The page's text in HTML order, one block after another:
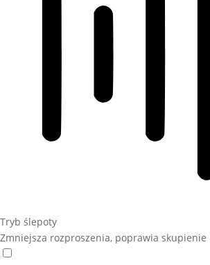
Tryb ślepoty
Zmniejsza rozproszenia, poprawia skupienie